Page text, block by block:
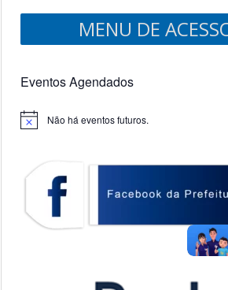
MENU DE
Eventos Agendados
Notice Não há eventos futuros.